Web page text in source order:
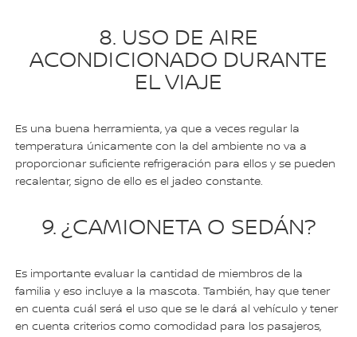
8. USO DE AIRE
ACONDICIONADO DURANTE
EL VIAJE
Es una buena herramienta, ya que a veces regular la
temperatura únicamente con la del ambiente no va a
proporcionar suficiente refrigeración para ellos y se pueden
recalentar, signo de ello es el jadeo constante.
9. ¿CAMIONETA O SEDÁN?
Es importante evaluar la cantidad de miembros de la
familia y eso incluye a la mascota. También, hay que tener
en cuenta cuál será el uso que se le dará al vehículo y tener
en cuenta criterios como comodidad para los pasajeros,